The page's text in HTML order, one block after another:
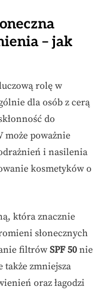
– jak
rolę w
dla osób z cerą
do
może poważnie
i nasilenia
kosmetyków o
która znacznie
słonecznych
filtrów SPF 50 nie
zmniejsza
oraz łagodzi